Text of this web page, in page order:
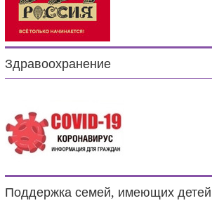
Здравоохранение
Поддержка семей, имеющих детей